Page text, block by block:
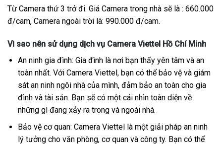
Từ Camera thứ 3 trở đi. Giá Camera trong nhà sẽ là : 660.000
đ/cam, Camera ngoài trời là: 990.000 đ/cam.
Vì sao nên sử dụng dịch vụ Camera Viettel Hồ Chí Minh
An ninh gia đình: Gia đình là nơi bạn thấy yên tâm và an
toàn nhất. Với Camera Viettel, bạn có thể bảo vệ và giám
sát an ninh ngôi nhà của mình, đảm bảo an toàn cho gia
đình và tài sản. Bạn sẽ có một cái nhìn toàn diện về
những gì đang xảy ra trong và ngoài nhà.
Bảo vệ cơ quan: Camera Viettel là một giải pháp an ninh
lý tưởng cho văn phòng, cơ quan và công ty. Bạn có thể